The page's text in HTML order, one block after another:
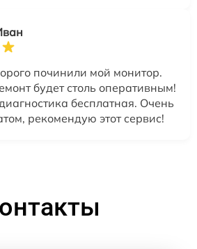
починили мой монитор.
будет столь оперативным!
бесплатная. Очень
рекомендую этот сервис!